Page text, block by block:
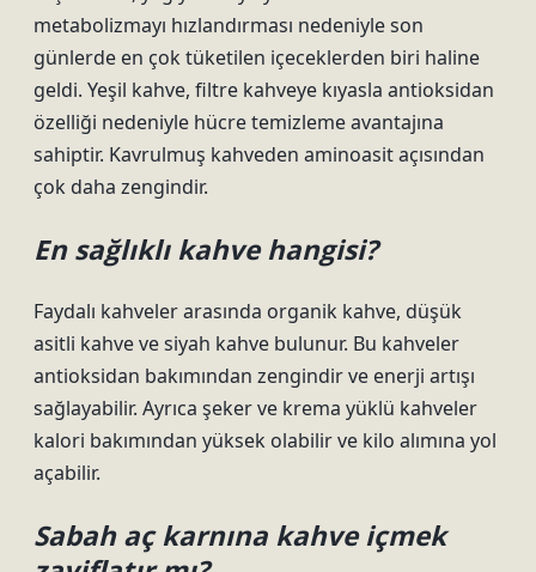
metabolizmayı hızlandırması nedeniyle son
günlerde en çok tüketilen içeceklerden biri haline
geldi. Yeşil kahve, filtre kahveye kıyasla antioksidan
özelliği nedeniyle hücre temizleme avantajına
sahiptir. Kavrulmuş kahveden aminoasit açısından
çok daha zengindir.
En sağlıklı kahve hangisi?
Faydalı kahveler arasında organik kahve, düşük
asitli kahve ve siyah kahve bulunur. Bu kahveler
antioksidan bakımından zengindir ve enerji artışı
sağlayabilir. Ayrıca şeker ve krema yüklü kahveler
kalori bakımından yüksek olabilir ve kilo alımına yol
açabilir.
Sabah aç karnına kahve içmek